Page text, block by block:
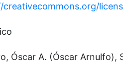
creativecommons.org/
Óscar A. (Óscar Arnulfo),